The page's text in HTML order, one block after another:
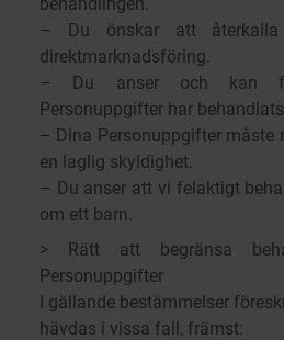
– Du önskar att
direktmarknadsföring.
– Du anser och kan
Personuppgifter har
– Dina Personuppgifter måste
en laglig skyldighet.
– Du anser att vi felaktigt
om ett barn.
> Rätt att begränsa
Personuppgifter
I gällande bestämmelser
hävdas i vissa fall, främst: